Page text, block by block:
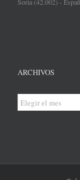
Soria (42.002) -
ARCHIVOS
Archivos